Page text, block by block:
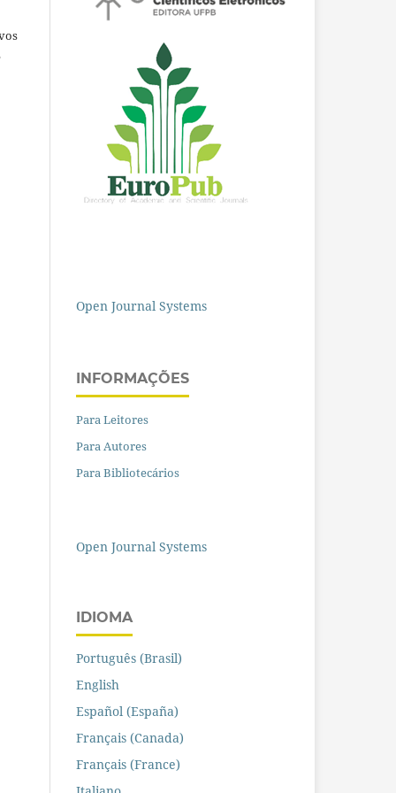
Open Journal Systems
INFORMAÇÕES
Para Leitores
Para Autores
Para Bibliotecários
Open Journal Systems
IDIOMA
Português (Brasil)
English
Español (España)
Français (Canada)
Français (France)